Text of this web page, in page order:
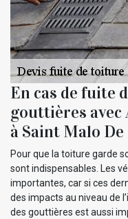
En cas de fuite
gouttières avec
à Saint Malo
Pour que la toiture garde
sont indispensables. Les
importantes, car si ces
des impacts au niveau de
des gouttières est aussi